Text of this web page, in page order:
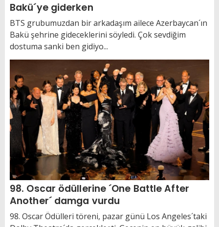
Bakü´ye giderken
BTS grubumuzdan bir arkadaşım ailece Azerbaycan´ın
Bakü şehrine gideceklerini söyledi. Çok sevdiğim
dostuma sanki ben gidiyo...
98. Oscar ödüllerine ´One Battle After
Another´ damga vurdu
98. Oscar Ödülleri töreni, pazar günü Los Angeles´taki